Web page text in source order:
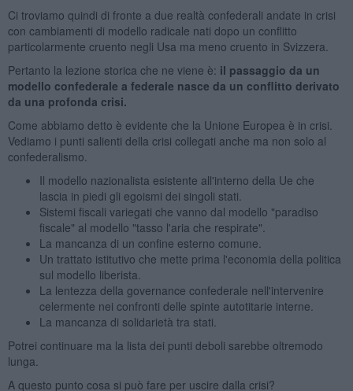
Ci troviamo quindi di fronte a due realtà confederali andate in crisi
con cambiamenti di modello radicale nati dopo un conflitto
particolarmente cruento negli Usa ma meno cruento in Svizzera.
Pertanto la lezione storica che ne viene è: il passaggio da un
modello confederale a federale nasce da un conflitto derivato
da una profonda crisi.
Come abbiamo detto è evidente che la Unione Europea è in crisi.
Vediamo i punti salienti della crisi collegati anche ma non solo al
confederalismo.
Il modello nazionalista esistente all'interno della Ue che
lascia in piedi gli egoismi dei singoli stati.
Sistemi fiscali variegati che vanno dal modello "paradiso
fiscale" al modello "tasso l'aria che respirate".
La mancanza di un confine esterno comune.
Un trattato istitutivo che mette prima l'economia della politica
sul modello liberista.
La lentezza della governance confederale nell'intervenire
celermente nei confronti delle spinte autotitarie interne.
La mancanza di solidarietà tra stati.
Potrei continuare ma la lista dei punti deboli sarebbe oltremodo
lunga.
A questo punto cosa si può fare per uscire dalla crisi?